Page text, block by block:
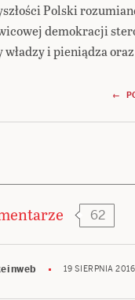
Polski
demokracji
i pieniądza oraz
←
62
19 SIERPNIA 2016